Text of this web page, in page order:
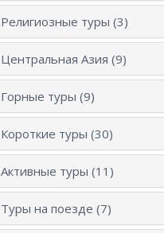
Религиозные туры (3)
Центральная Азия (9)
Горные туры (9)
Короткие туры (30)
Активные туры (11)
Туры на поезде (7)